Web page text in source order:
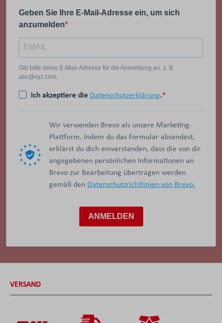
Geben Sie Ihre E-Mail-Adresse ein, um sich
anzumelden
Gib bitte deine E-Mail-Adresse für die Anmeldung an, z. B.
abc@xyz.com.
Ich akzeptiere die Datenschutzerklärung.
Wir verwenden Brevo als unsere Marketing-
Plattform. Indem du das Formular absendest,
erklärst du dich einverstanden, dass die von dir
angegebenen persönlichen Informationen an
Brevo zur Bearbeitung übertragen werden
gemäß den Datenschutzrichtlinien von Brevo.
ANMELDEN
VERSAND